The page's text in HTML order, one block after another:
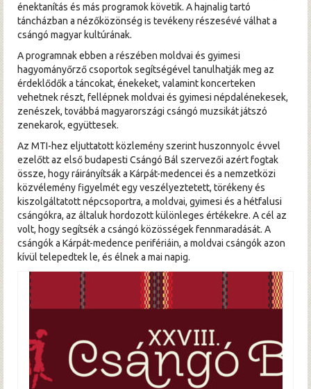
énektanítás és más programok követik. A hajnalig tartó
táncházban a nézőközönség is tevékeny részesévé válhat a
csángó magyar kultúrának.
A programnak ebben a részében moldvai és gyimesi
hagyományőrző csoportok segítségével tanulhatják meg az
érdeklődők a táncokat, énekeket, valamint koncerteken
vehetnek részt, fellépnek moldvai és gyimesi népdalénekesek,
zenészek, továbbá magyarországi csángó muzsikát játszó
zenekarok, együttesek.
Az MTI-hez eljuttatott közlemény szerint huszonnyolc évvel
ezelőtt az első budapesti Csángó Bál szervezői azért fogtak
össze, hogy ráirányítsák a Kárpát-medencei és a nemzetközi
közvélemény figyelmét egy veszélyeztetett, törékeny és
kiszolgáltatott népcsoportra, a moldvai, gyimesi és a hétfalusi
csángókra, az általuk hordozott különleges értékekre. A cél az
volt, hogy segítsék a csángó közösségek fennmaradását. A
csángók a Kárpát-medence perifériáin, a moldvai csángók azon
kívül telepedtek le, és élnek a mai napig.